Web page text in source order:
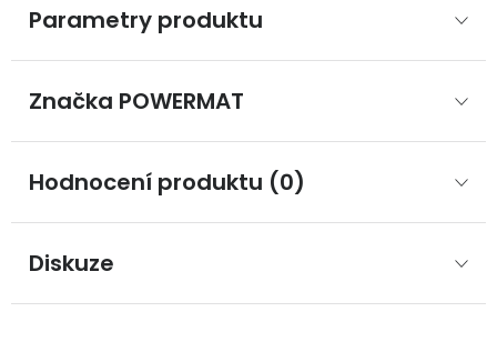
Parametry produktu
Značka POWERMAT
Hodnocení produktu (0)
Diskuze